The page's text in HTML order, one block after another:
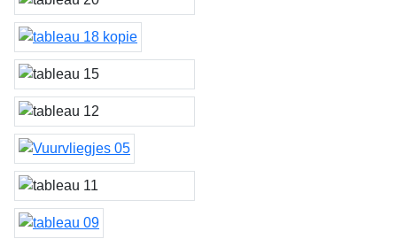
tableau 20 & 21
tableau 18
tableau 15 & 19
tableau 12, 13 & 14
Vuurvliegjes 05
tableau 10, 11, 16 & 17